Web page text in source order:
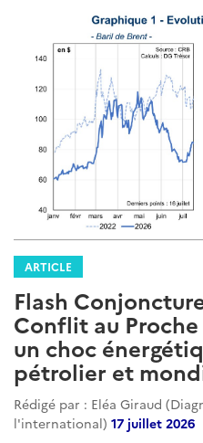
ARTICLE
Flash
Conflit au
un choc
pétrolier et
Rédigé par : Eléa Giraud
l'international) 17 juillet 2026